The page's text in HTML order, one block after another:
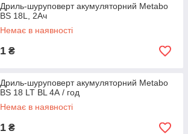
Дриль-шуруповерт акумуляторний Metabo
BS 18L, 2Ач
Немає в наявності
1 ₴
Дриль-шуруповерт акумуляторний Metabo
BS 18 LT BL 4А / год
Немає в наявності
1 ₴